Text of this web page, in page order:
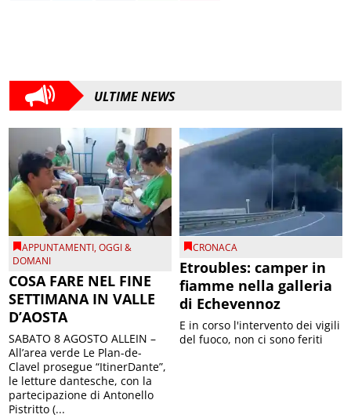
ULTIME NEWS
APPUNTAMENTI,OGGI &
DOMANI
COSA FARE NEL FINE
SETTIMANA IN VALLE
D’AOSTA
SABATO 8 AGOSTO ALLEIN –
All’area verde Le Plan-de-
Clavel prosegue “ItinerDante”,
le letture dantesche, con la
partecipazione di Antonello
Pistritto (...
CRONACA
Etroubles: camper in
fiamme nella galleria
di Echevennoz
E in corso l'intervento dei vigili
del fuoco, non ci sono feriti